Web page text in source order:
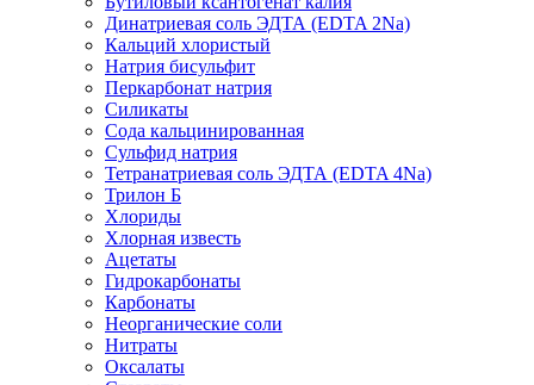
Динатриевая соль ЭДТА (EDTA 2Na)
Кальций хлористый
Натрия бисульфит
Перкарбонат натрия
Силикаты
Сода кальцинированная
Сульфид натрия
Тетранатриевая соль ЭДТА (EDTA 4Na)
Трилон Б
Хлориды
Хлорная известь
Ацетаты
Гидрокарбонаты
Карбонаты
Неорганические соли
Нитраты
Оксалаты